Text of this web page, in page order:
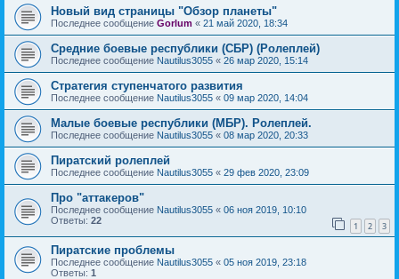
Новый вид страницы "Обзор планеты"
Последнее сообщение Gorlum « 21 май 2020, 18:34
Средние боевые республики (СБР) (Ролеплей)
Последнее сообщение Nautilus3055 « 26 мар 2020, 15:14
Стратегия ступенчатого развития
Последнее сообщение Nautilus3055 « 09 мар 2020, 14:04
Малые боевые республики (МБР). Ролеплей.
Последнее сообщение Nautilus3055 « 08 мар 2020, 20:33
Пиратский ролеплей
Последнее сообщение Nautilus3055 « 29 фев 2020, 23:09
Про "аттакеров"
Последнее сообщение Nautilus3055 « 06 ноя 2019, 10:10
Ответы: 22 1 2 3
Пиратские проблемы
Последнее сообщение Nautilus3055 « 05 ноя 2019, 23:18
Ответы: 1